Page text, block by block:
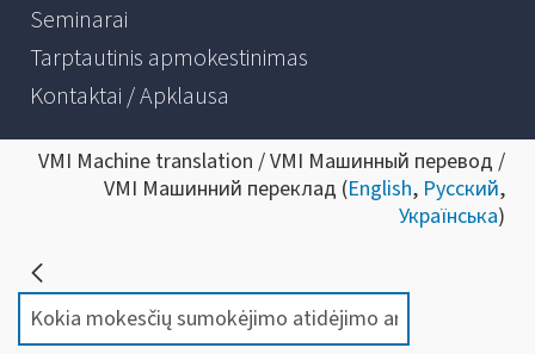
Seminarai
Tarptautinis apmokestinimas
Kontaktai / Apklausa
VMI Machine translation / VMI Машинный перевод /
VMI Машинний переклад (English, Русский,
Українська)